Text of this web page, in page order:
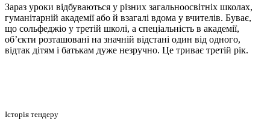
Зараз уроки відбуваються у різних загальноосвітніх школах,
гуманітарній академії або й взагалі вдома у вчителів. Буває,
що сольфеджіо у третій школі, а спеціальність в академії,
об’єкти розташовані на значній відстані один від одного,
відтак дітям і батькам дуже незручно. Це триває третій рік.
Історія тендеру